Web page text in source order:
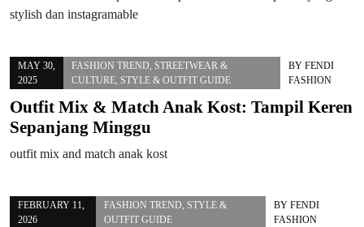
stylish dan instagramable
MAY 30,
2025
FASHION TREND STREETWEAR &
CULTURE STYLE & OUTFIT GUIDE
BYFENDI
FASHION
Outfit Mix & Match Anak Kost: Tampil Keren
Sepanjang Minggu
outfit mix and match anak kost
FEBRUARY 11,
2026
FASHION TREND STYLE &
OUTFIT GUIDE
BYFENDI
FASHION